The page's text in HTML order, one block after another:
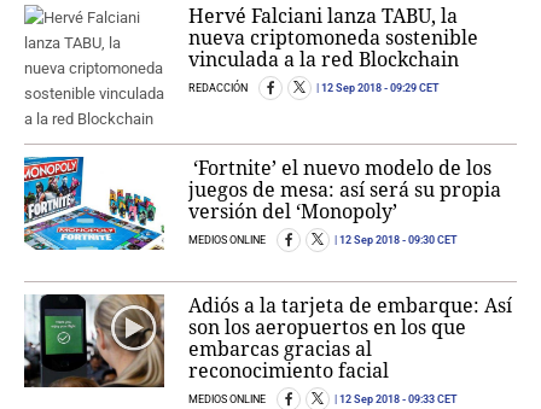
Hervé Falciani lanza TABU, la
nueva criptomoneda sostenible
vinculada a la red Blockchain
REDACCIÓN 12 Sep 2018 - 09:29 CET
‘Fortnite’ el nuevo modelo de los
juegos de mesa: así será su propia
versión del ‘Monopoly’
MEDIOS ONLINE 12 Sep 2018 - 09:30 CET
Adiós a la tarjeta de embarque: Así
son los aeropuertos en los que
embarcas gracias al
reconocimiento facial
MEDIOS ONLINE 12 Sep 2018 - 09:33 CET